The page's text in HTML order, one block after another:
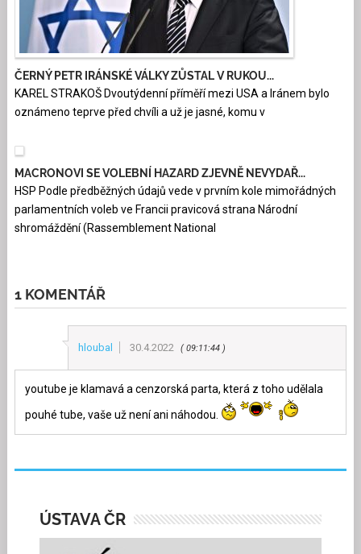
ČERNÝ PETR IRÁNSKÉ VÁLKY ZŮSTAL V RUKOU...
KAREL STRAKOŠ Dvoutýdenní příměří mezi USA a Iránem bylo
oznámeno teprve před chvíli a už je jasné, komu v
MACRONOVI SE VOLEBNÍ HAZARD ZJEVNĚ NEVYDAŘ...
HSP Podle předběžných údajů vede v prvním kole mimořádných
parlamentních voleb ve Francii pravicová strana Národní
shromáždění (Rassemblement National
1 KOMENTÁŘ
hloubal 30.4.2022 09:11:44
youtube je klamavá a cenzorská parta, která z toho udělala
pouhé tube, vaše už není ani náhodou.
ÚSTAVA ČR